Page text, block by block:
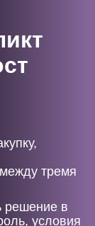
тремя
решение в
условия